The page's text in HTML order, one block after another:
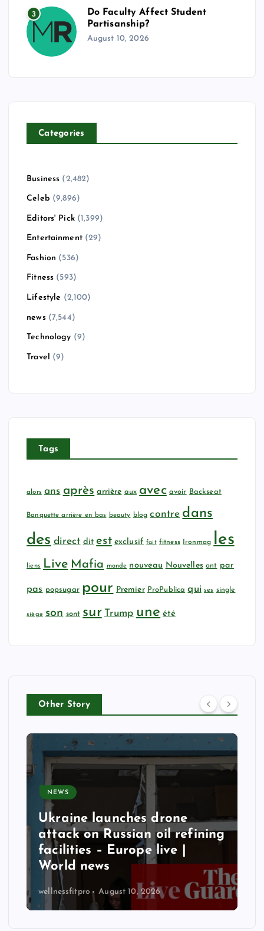
3
Do Faculty Affect Student
Partisanship?
August 10, 2026
Categories
Business (2,482)
Celeb (9,896)
Editors' Pick(1,399)
Entertainment(29)
Fashion (536)
Fitness (593)
Lifestyle (2,100)
news(7,544)
Technology (9)
Travel (9)
Tags
alors ans après arrière aux avec avoir Backseat
Banquette arrière en bas beauty blog contre dans
des direct dit est exclusif fait fitness Ironmag les
liens Live Mafia monde nouveau Nouvelles ont par
pas popsugar pour Premier ProPublica qui ses single
siège son sont sur Trump une été
Other Story
NEWS
Ukraine launches drone
attack on Russian oil refining
facilities – Europe live |
World news
wellnessfitpro August 10, 2026